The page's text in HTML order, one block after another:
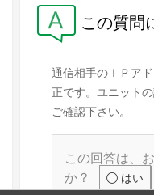
この質問
通信相手のＩＰア
正です。ユニット
ご確認下さい。
この回答は、
か？
はい